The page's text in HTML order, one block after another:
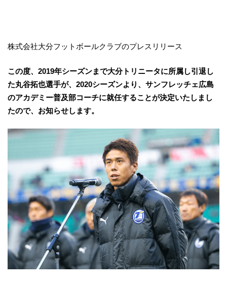
株式会社大分フットボールクラブのプレスリリース
この度、2019年シーズンまで大分トリニータに所属し引退し
た丸谷拓也選手が、2020シーズンより、サンフレッチェ広島
のアカデミー普及部コーチに就任することが決定いたしまし
たので、お知らせします。